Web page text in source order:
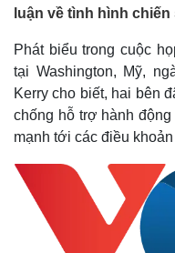
luận về tình hình
Phát biểu trong cuộc
tại Washington, Mỹ,
Kerry cho biết, hai bên
chống hỗ trợ hành
mạnh tới các điều